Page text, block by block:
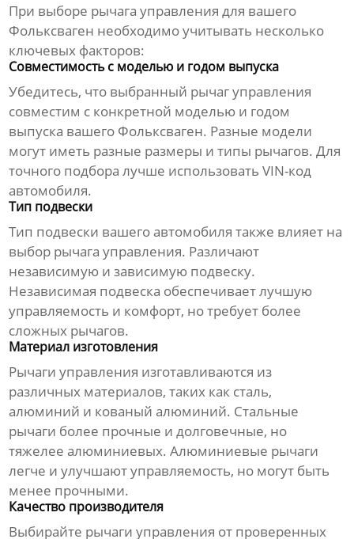
При выборе рычага управления для вашего
Фольксваген необходимо учитывать несколько
ключевых факторов:
Совместимость с моделью и годом выпуска
Убедитесь, что выбранный рычаг управления
совместим с конкретной моделью и годом
выпуска вашего Фольксваген. Разные модели
могут иметь разные размеры и типы рычагов. Для
точного подбора лучше использовать VIN-код
автомобиля.
Тип подвески
Тип подвески вашего автомобиля также влияет на
выбор рычага управления. Различают
независимую и зависимую подвеску.
Независимая подвеска обеспечивает лучшую
управляемость и комфорт, но требует более
сложных рычагов.
Материал изготовления
Рычаги управления изготавливаются из
различных материалов, таких как сталь,
алюминий и кованый алюминий. Стальные
рычаги более прочные и долговечные, но
тяжелее алюминиевых. Алюминиевые рычаги
легче и улучшают управляемость, но могут быть
менее прочными.
Качество производителя
Выбирайте рычаги управления от проверенных